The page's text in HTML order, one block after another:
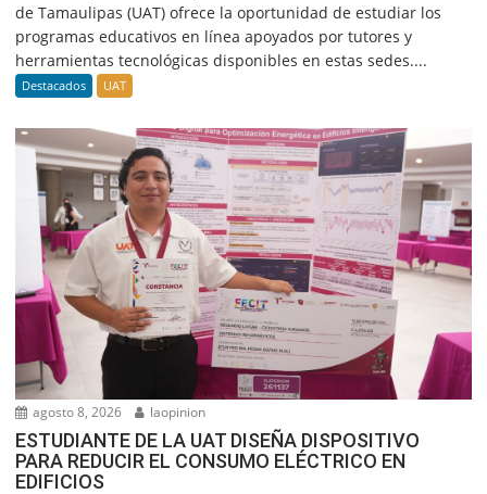
de Tamaulipas (UAT) ofrece la oportunidad de estudiar los
programas educativos en línea apoyados por tutores y
herramientas tecnológicas disponibles en estas sedes....
Destacados UAT
agosto 8, 2026 laopinion
ESTUDIANTE DE LA UAT DISEÑA DISPOSITIVO
PARA REDUCIR EL CONSUMO ELÉCTRICO EN
EDIFICIOS